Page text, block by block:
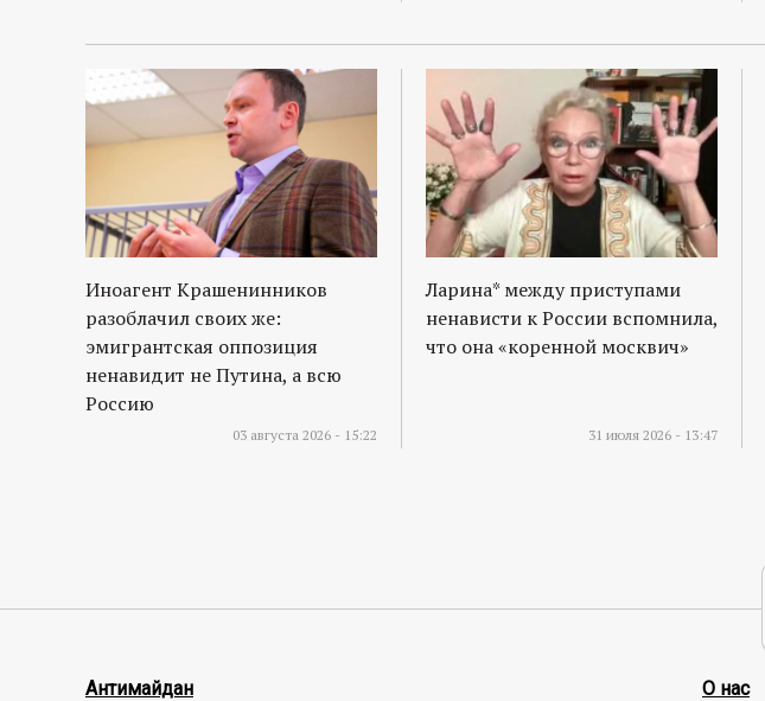
Иноагент Крашенинников
разоблачил своих же:
эмигрантская оппозиция
ненавидит не Путина, а всю
Россию
03 августа 2026 - 15:22
Ларина* между приступами
ненависти к России вспомнила,
что она «коренной москвич»
31 июля 2026 - 13:47
Антимайдан О нас